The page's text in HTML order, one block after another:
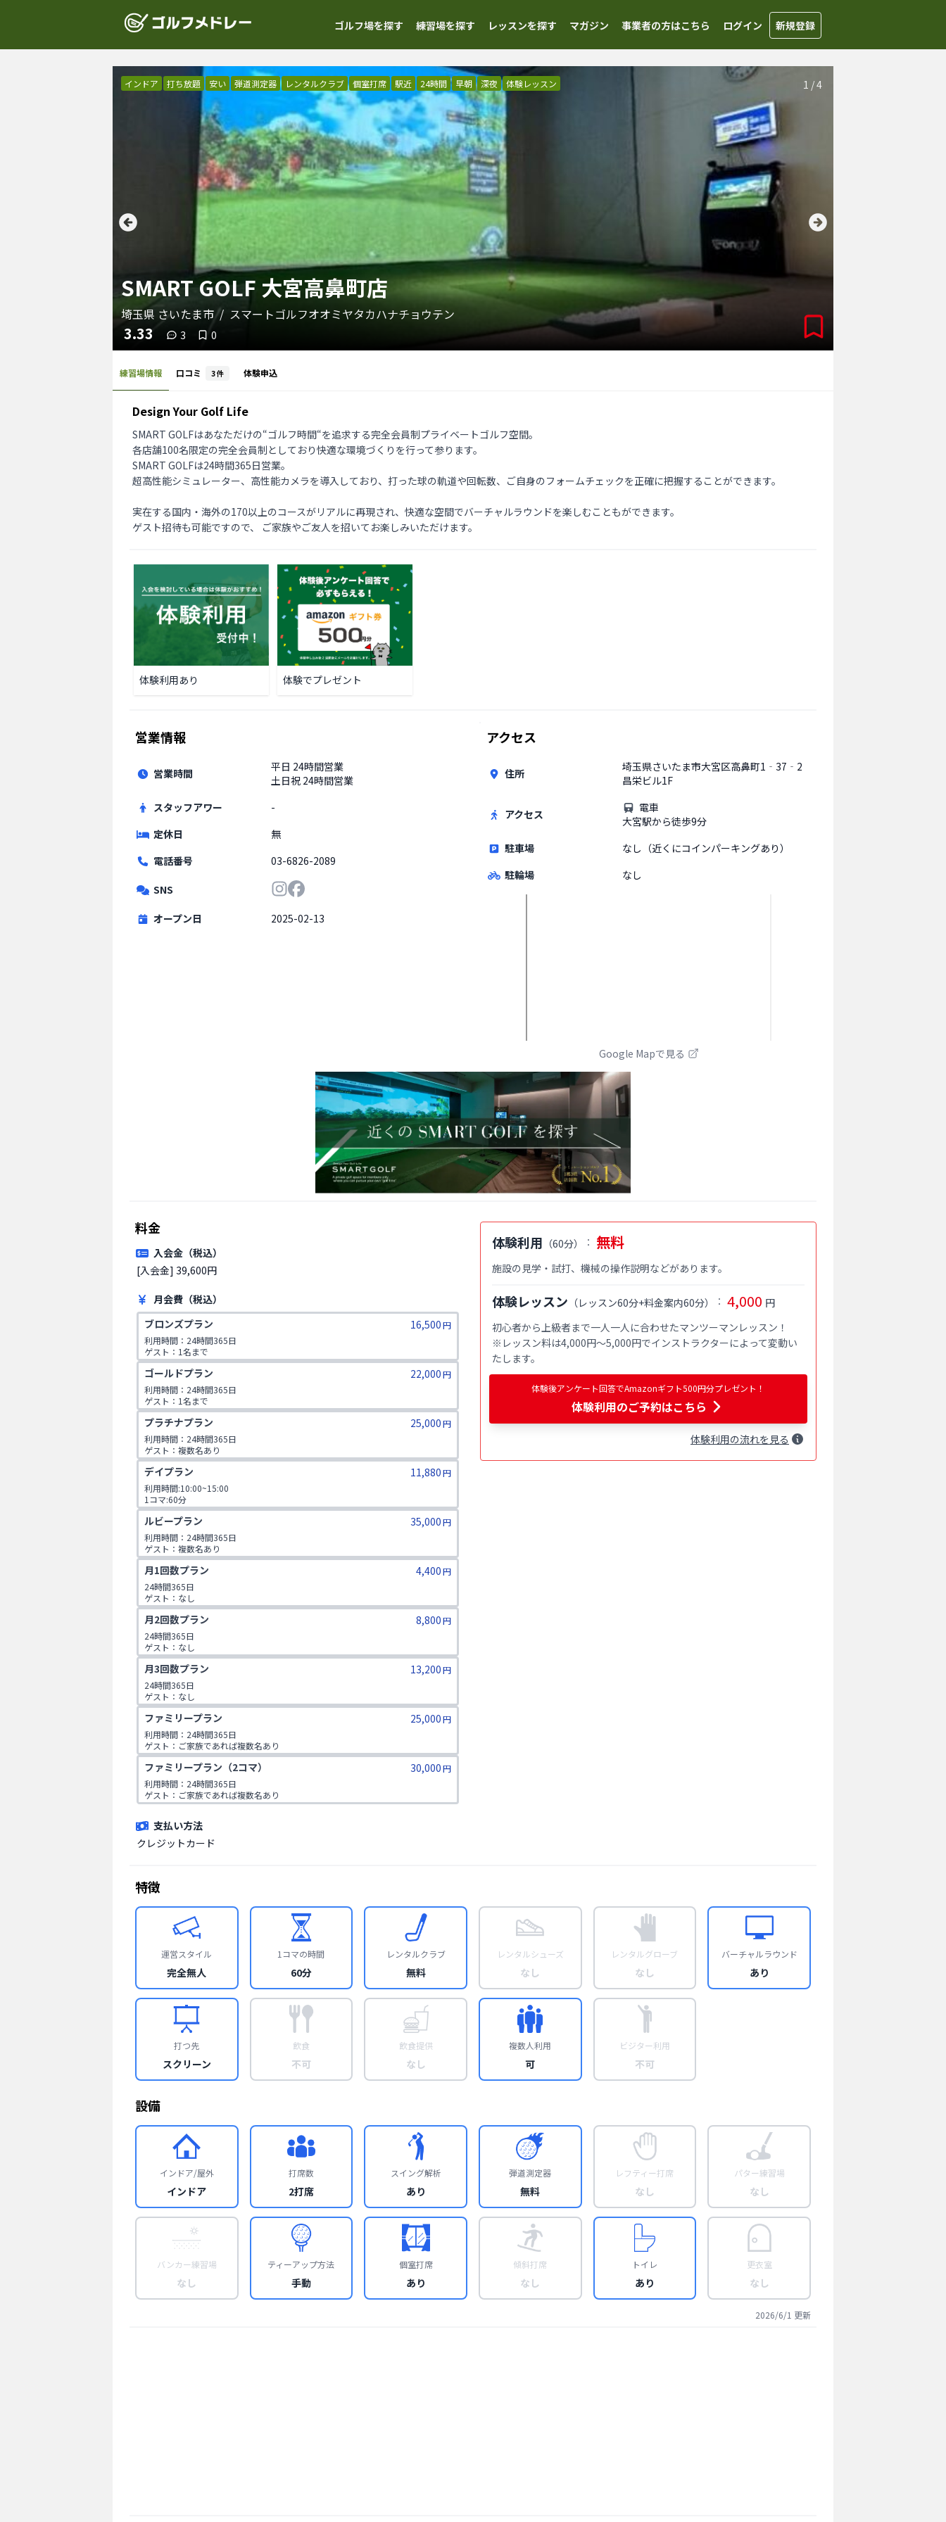
ゴルフ場を探す 練習場を探す レッスンを探す マガジン 事業者の方はこちら ログイン 新規登録
1 /4
インドア 打ち放題 安い 弾道測定器 レンタルクラブ 個室打席 駅近 24時間 早朝 深夜 体験レッスン
SMART GOLF 大宮高鼻町店
埼玉県 さいたま市 / スマートゴルフオオミヤタカハナチョウテン
3.33 3 0
練習場情報 口コミ 3件 体験申込
Design Your Golf Life
SMART GOLFはあなただけの“ゴルフ時間“を追求する完全会員制プライベートゴルフ空間。
各店舗100名限定の完全会員制としており快適な環境づくりを行って参ります。
SMART GOLFは24時間365日営業。
超高性能シミュレーター、高性能カメラを導入しており、打った球の軌道や回転数、ご自身のフォームチェックを正確に把握することができます。
実在する国内・海外の170以上のコースがリアルに再現され、快適な空間でバーチャルラウンドを楽しむこともができます。
ゲスト招待も可能ですので、 ご家族やご友人を招いてお楽しみいただけます。
体験利用あり 体験でプレゼント
営業情報
営業時間 平日 24時間営業
土日祝 24時間営業
スタッフアワー
-
定休日
無
電話番号
03-6826-2089
SNS
オープン日 2025-02-13
アクセス
住所
埼玉県さいたま市大宮区高鼻町1‐37‐2
昌栄ビル1F
アクセス
電車
大宮駅から徒歩9分
駐車場
なし（近くにコインパーキングあり）
駐輪場
なし
Google Mapで見る
料金
入会金（税込）
[入会金] 39,600円
月会費（税込）
ブロンズプラン
16,500円
利用時間：24時間365日
ゲスト：1名まで
ゴールドプラン 22,000円
利用時間：24時間365日
ゲスト：1名まで
1日2コマ予約可
プラチナプラン 25,000円
利用時間：24時間365日
ゲスト：複数名あり
1日2コマ予約可
デイプラン 11,880円
利用時間:10:00~15:00
1コマ:60分
ゲスト:無し
ルビープラン 35,000円
利用時間：24時間365日
ゲスト：複数名あり
1日3コマ予約可
月1回数プラン 4,400円
24時間365日
ゲスト：なし
月2回数プラン 8,800円
24時間365日
ゲスト：なし
月3回数プラン 13,200円
24時間365日
ゲスト：なし
ファミリープラン 25,000円
利用時間：24時間365日
ゲスト：ご家族であれば複数名あり
※ご入会時にご家族名の登録をお願いしております。二親等までのご家族が対象
です。
ファミリープラン（2コマ） 30,000円
利用時間：24時間365日
ゲスト：ご家族であれば複数名あり
※ご入会時にご家族名の登録をお願いしております。二親等までのご家族が対象
支払い方法
クレジットカード
体験利用 （60分） ： 無料
施設の見学・試打、機械の操作説明などがあります。
体験レッスン （レッスン60分+料金案内60分） ： 4,000 円
初心者から上級者まで一人一人に合わせたマンツーマンレッスン！
※レッスン料は4,000円〜5,000円でインストラクターによって変動い
たします。
体験後アンケート回答でAmazonギフト500円分プレゼント！
体験利用のご予約はこちら
体験利用の流れを見る
特徴
運営スタイル
完全無人
1コマの時間
60分
レンタルクラブ
無料
レンタルシューズ
なし
レンタルグローブ
なし
バーチャルラウンド
あり
打つ先
スクリーン
飲食
不可
飲食提供
なし
複数人利用
可
ビジター利用
不可
設備
インドア/屋外
インドア
打席数
2打席
スイング解析
あり
弾道測定器
無料
レフティー打席
なし
パター練習場
なし
バンカー練習場
なし
ティーアップ方法
手動
個室打席
あり
傾斜打席
なし
トイレ
あり
更衣室
なし
2026/6/1 更新